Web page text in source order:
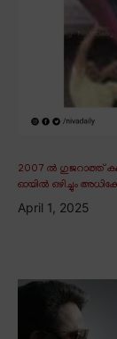
2007 ൽ ഗുജറാത്ത്
ഓയിൽ ഒഴിച്ചും
April 1, 2025